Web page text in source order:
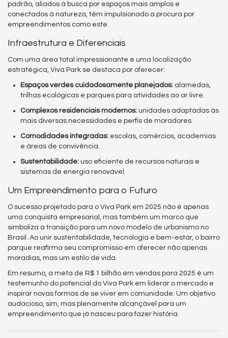
padrão, aliados à busca por espaços mais amplos e
conectados à natureza, têm impulsionado a procura por
empreendimentos como este.
Infraestrutura e Diferenciais
Com uma área total impressionante e uma localização
estratégica, Viva Park se destaca por oferecer:
Espaços verdes cuidadosamente planejados: alamedas,
trilhas ecológicas e parques para atividades ao ar livre.
Complexos residenciais modernos: unidades adaptadas às
mais diversas necessidades e perfis de moradores.
Comodidades integradas: escolas, comércios, academias
e áreas de convivência.
Sustentabilidade: uso eficiente de recursos naturais e
sistemas de energia renovável.
Um Empreendimento para o Futuro
O sucesso projetado para o Viva Park em 2025 não é apenas
uma conquista empresarial, mas também um marco que
simboliza a transição para um novo modelo de urbanismo no
Brasil. Ao unir sustentabilidade, tecnologia e bem-estar, o bairro
parque reafirma seu compromisso em oferecer não apenas
moradias, mas um estilo de vida.
Em resumo, a meta de R$ 1 bilhão em vendas para 2025 é um
testemunho do potencial do Viva Park em liderar o mercado e
inspirar novas formas de se viver em comunidade. Um objetivo
audacioso, sim, mas plenamente alcançável para um
empreendimento que já nasceu para fazer história.